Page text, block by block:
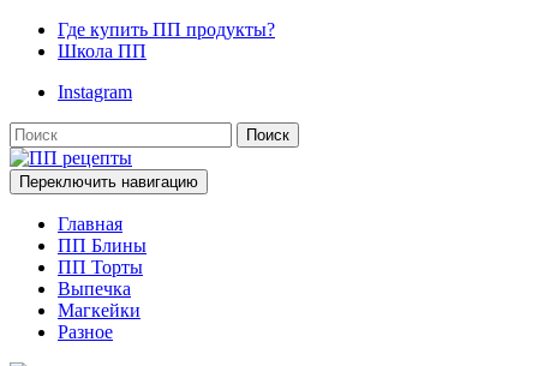
Где купить ПП продукты?
Школа ПП
Instagram
Поиск
Переключить навигацию
Главная
ПП Блины
ПП Торты
Выпечка
Магкейки
Разное